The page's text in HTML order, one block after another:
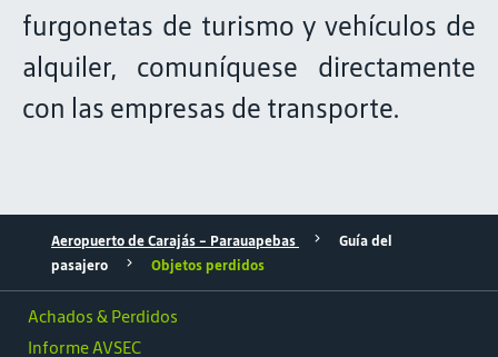
furgonetas de turismo y vehículos de
alquiler, comuníquese directamente
con las empresas de transporte.
Aeropuerto de Carajás – Parauapebas
Guía del
pasajero
Objetos perdidos
Achados & Perdidos
Informe AVSEC